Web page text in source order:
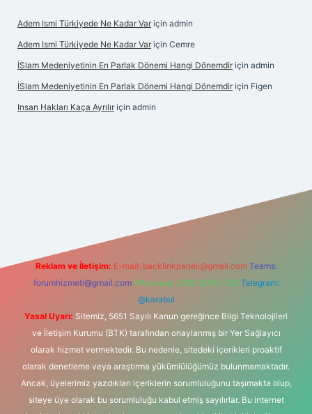
Adem Ismi Türkiyede Ne Kadar Var için admin
Adem Ismi Türkiyede Ne Kadar Var için Cemre
İSlam Medeniyetinin En Parlak Dönemi Hangi Dönemdir için admin
İSlam Medeniyetinin En Parlak Dönemi Hangi Dönemdir için Figen
Insan Hakları Kaça Ayrılır için admin
Reklam ve İletişim: E-mail: backlinkpaneli@gmail.com Teams:
forumhizmeti@gmail.com Whatsapp: 0262 606 0 726 Telegram:
@karabul
Yasal Uyarı: Sitemiz, 5651 Sayılı Kanun gereğince Bilgi Teknolojileri
ve İletişim Kurumu (BTK) tarafından onaylanmış bir Yer Sağlayıcı
olarak hizmet vermektedir. Bu nedenle, sitedeki içerikleri proaktif
olarak denetleme veya araştırma yükümlülüğümüz bulunmamaktadır.
Ancak, üyelerimiz yazdıkları içeriklerin sorumluluğunu taşımakta olup,
siteye üye olarak bu sorumluluğu kabul etmiş sayılırlar. Bu internet